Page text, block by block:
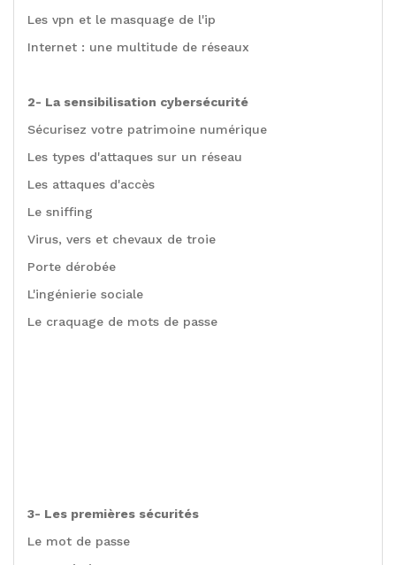
Les vpn et le masquage de l'ip
Internet : une multitude de réseaux
2- La sensibilisation cybersécurité
Sécurisez votre patrimoine numérique
Les types d'attaques sur un réseau
Les attaques d'accès
Le sniffing
Virus, vers et chevaux de troie
Porte dérobée
L'ingénierie sociale
Le craquage de mots de passe
3- Les premières sécurités
Le mot de passe